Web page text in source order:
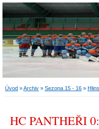
Úvod »Archiv » Sezona 15 - 16 »
HC PANTHEŘI